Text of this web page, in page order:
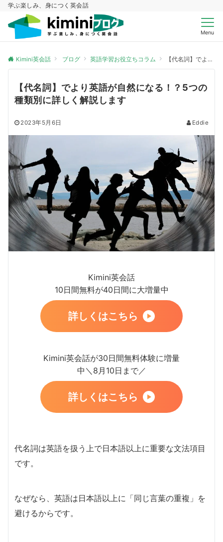
学ぶ楽しみ、身につく英会話
Menu
Kimini英会話 ブログ 英語学習お役立ちコラム 【代名詞】でより英語が自然になる！？5つの種類別に詳しく解説します
【代名詞】でより英語が自然になる！？5つの
種類別に詳しく解説します
2023年5月6日 Eddie
Kimini英会話
10日間無料が40日間に大増量中
詳しくはこちら
Kimini英会話が30日間無料体験に増量
中＼8月10日まで／
詳しくはこちら
代名詞は英語を扱う上で日本語以上に重要な文法項目
です。
なぜなら、英語は日本語以上に「同じ言葉の重複」を
避けるからです。